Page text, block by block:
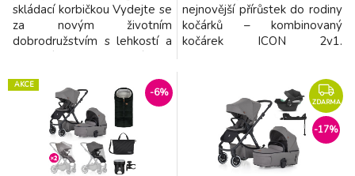
skládací korbičkou Vydejte se
za novým životním
dobrodružstvím s lehkostí a
svobody při každodenních
procházkách i rodinných
výletech. Skládací korbičku
složíte jednou rukou přímo na
kočárku, čímž ušetříte místo
doma i čas při manipulaci.
nejnovější přírůstek do rodiny
kočárků – kombinovaný
kočárek ICON 2v1.
ikonický model je pravou
vlajkovou lodí nabídky
kočárků Petite&Mars, navržen
tak, aby doprovázel vaše
rodinná dobrodružství od
prvního dne života vašeho
AKCE
-6%
ZDARMA
-17%